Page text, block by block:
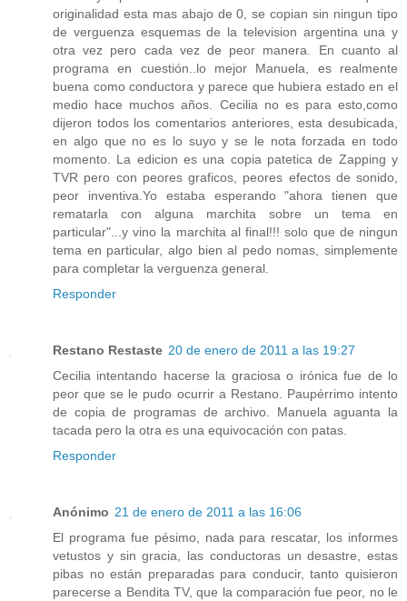
originalidad esta mas abajo de 0, se copian sin ningun tipo
de verguenza esquemas de la television argentina una y
otra vez pero cada vez de peor manera. En cuanto al
programa en cuestión..lo mejor Manuela, es realmente
buena como conductora y parece que hubiera estado en el
medio hace muchos años. Cecilia no es para esto,como
dijeron todos los comentarios anteriores, esta desubicada,
en algo que no es lo suyo y se le nota forzada en todo
momento. La edicion es una copia patetica de Zapping y
TVR pero con peores graficos, peores efectos de sonido,
peor inventiva.Yo estaba esperando "ahora tienen que
rematarla con alguna marchita sobre un tema en
particular"...y vino la marchita al final!!! solo que de ningun
tema en particular, algo bien al pedo nomas, simplemente
para completar la verguenza general.
Responder
Restano Restaste 20 de enero de 2011 a las 19:27
Cecilia intentando hacerse la graciosa o irónica fue de lo
peor que se le pudo ocurrir a Restano. Paupérrimo intento
de copia de programas de archivo. Manuela aguanta la
tacada pero la otra es una equivocación con patas.
Responder
Anónimo 21 de enero de 2011 a las 16:06
El programa fue pésimo, nada para rescatar, los informes
vetustos y sin gracia, las conductoras un desastre, estas
pibas no están preparadas para conducir, tanto quisieron
parecerse a Bendita TV, que la comparación fue peor, no le